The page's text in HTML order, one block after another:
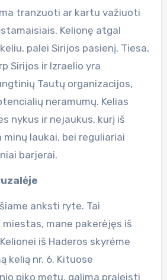
tranzuoti ar kartu važiuoti
Kelionę atgal
palei Sirijos pasienį. Tiesa,
Sirijos ir Izraelio yra
Tautų organizacijos,
neramumų. Kelias
nykus ir nejaukus, kurį iš
minų laukai, bei reguliariai
barjerai.
anksti ryte. Tai
mane pakerėjęs iš
iš Haderos skyrėme
kelią nr. 6. Kituose
piko metu, galima praleisti